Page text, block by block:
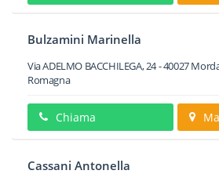
Bulzamini Marinella
Via ADELMO BACCHILEGA, 24-40027
Romagna
Chiama
Cassani Antonella